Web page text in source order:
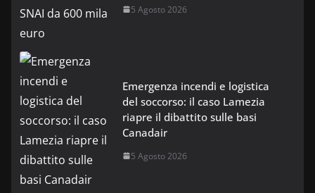
5 Agosto 2026
Emergenza incendi e logistica
del soccorso: il caso Lamezia
riapre il dibattito sulle basi
Canadair
5 Agosto 2026